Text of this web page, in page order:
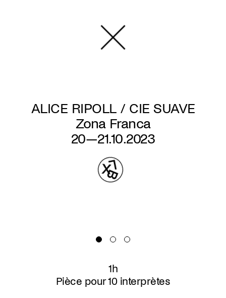
ALICE RIPOLL / CIE SUAVE
Zona Franca
20—21.10.2023
1h
Pièce pour 10 interprètes